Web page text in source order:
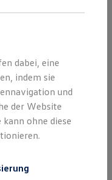
dabei, eine
indem sie
und
der Website
ohne diese